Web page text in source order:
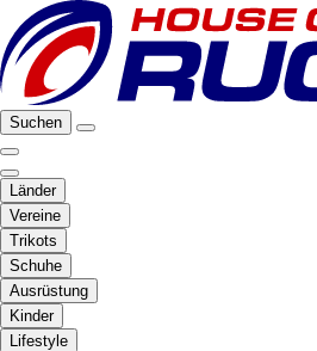
Suchen
Länder
Vereine
Trikots
Schuhe
Ausrüstung
Kinder
Lifestyle